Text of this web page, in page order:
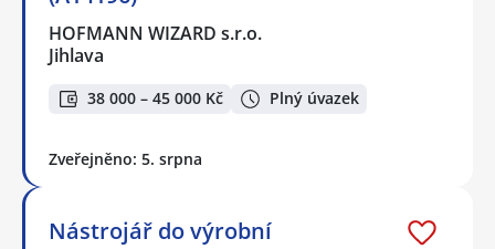
HOFMANN WIZARD s.r.o.
Jihlava
38 000 – 45 000 Kč Plný úvazek
Zveřejněno: 5. srpna
Nástrojář do výrobní